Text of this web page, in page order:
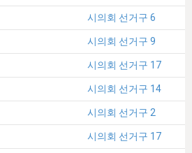
시의회 선거구 6
시의회 선거구 9
시의회 선거구 17
시의회 선거구 14
시의회 선거구 2
시의회 선거구 17